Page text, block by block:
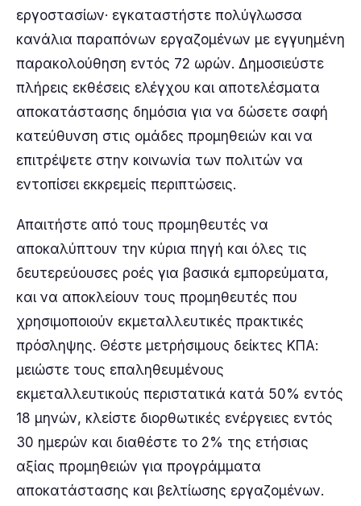
εργοστασίων· εγκαταστήστε πολύγλωσσα
κανάλια παραπόνων εργαζομένων με εγγυημένη
παρακολούθηση εντός 72 ωρών. Δημοσιεύστε
πλήρεις εκθέσεις ελέγχου και αποτελέσματα
αποκατάστασης δημόσια για να δώσετε σαφή
κατεύθυνση στις ομάδες προμηθειών και να
επιτρέψετε στην κοινωνία των πολιτών να
εντοπίσει εκκρεμείς περιπτώσεις.
Απαιτήστε από τους προμηθευτές να
αποκαλύπτουν την κύρια πηγή και όλες τις
δευτερεύουσες ροές για βασικά εμπορεύματα,
και να αποκλείουν τους προμηθευτές που
χρησιμοποιούν εκμεταλλευτικές πρακτικές
πρόσληψης. Θέστε μετρήσιμους δείκτες ΚΠΑ:
μειώστε τους επαληθευμένους
εκμεταλλευτικούς περιστατικά κατά 50% εντός
18 μηνών, κλείστε διορθωτικές ενέργειες εντός
30 ημερών και διαθέστε το 2% της ετήσιας
αξίας προμηθειών για προγράμματα
αποκατάστασης και βελτίωσης εργαζομένων.